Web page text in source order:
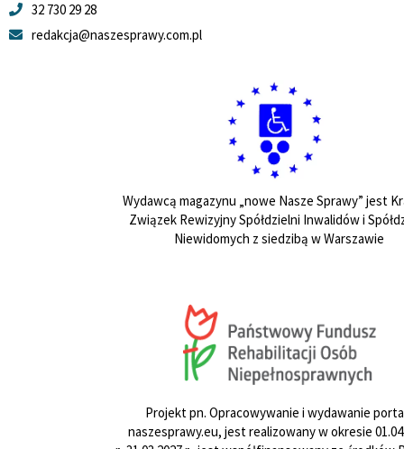
32 730 29 28
redakcja@naszesprawy.com.pl
Wydawcą magazynu „nowe Nasze Sprawy” jest
Związek Rewizyjny Spółdzielni Inwalidów i
Niewidomych z siedzibą w Warszawie
Projekt pn. Opracowywanie i wydawanie
naszesprawy.eu, jest realizowany w okresie